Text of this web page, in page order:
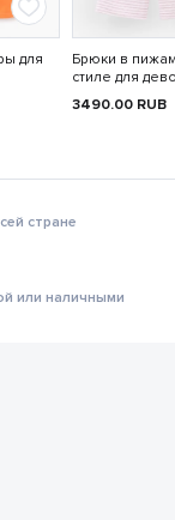
для
Брюки в
стиле для
3490.00 RUB
стране
или наличными